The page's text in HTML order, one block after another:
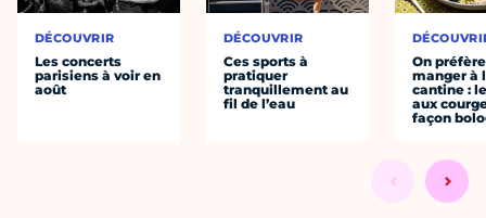
DÉCOUVRIR
Les concerts
parisiens à voir en
août
DÉCOUVRIR
Ces sports à
pratiquer
tranquillement au
fil de l’eau
On préfère
manger à
cantine :
aux
façon